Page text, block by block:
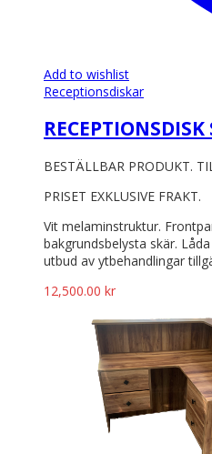
Add to wishlist
Receptionsdiskar
BESTÄLLBAR PRODUKT.
PRISET EXKLUSIVE FRAKT.
Vit melaminstruktur.
bakgrundsbelysta skär.
utbud av ytbehandlingar
12,500.00 kr